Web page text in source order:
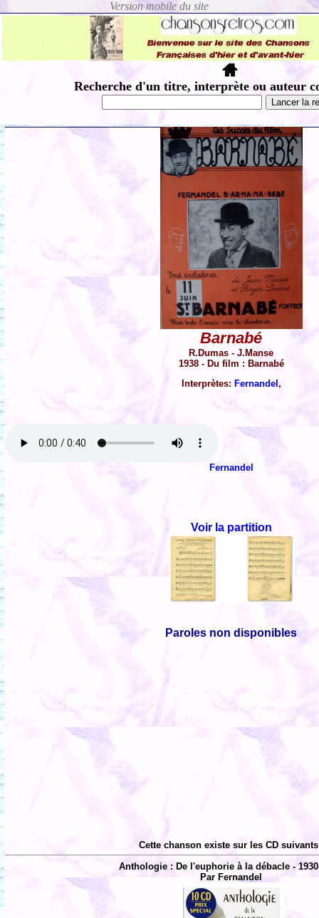
Recherche d'un titre, interprète ou auteur
Barnabé
R.Dumas - J.Manse
1938 - Du film : Barnabé
Interprètes: Fernandel,
Fernandel
Voir la partition
Paroles non disponibles
Cette chanson existe sur les CD
Anthologie : De l'euphorie à la débacle -
Par Fernandel